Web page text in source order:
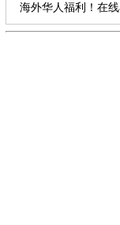
海外华人福利！在